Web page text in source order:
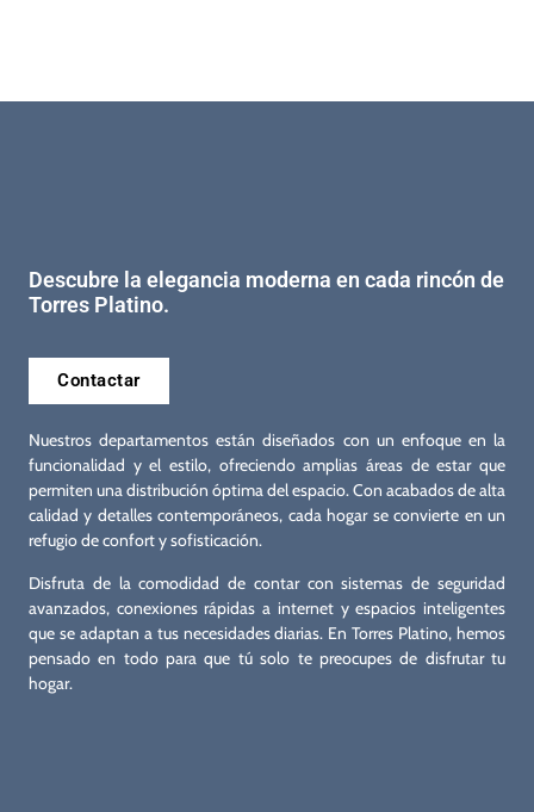
Descubre la elegancia moderna en cada rincón de
Torres Platino.
Contactar
Nuestros departamentos están diseñados con un enfoque en la
funcionalidad y el estilo, ofreciendo amplias áreas de estar que
permiten una distribución óptima del espacio. Con acabados de alta
calidad y detalles contemporáneos, cada hogar se convierte en un
refugio de confort y sofisticación.
Disfruta de la comodidad de contar con sistemas de seguridad
avanzados, conexiones rápidas a internet y espacios inteligentes
que se adaptan a tus necesidades diarias. En Torres Platino, hemos
pensado en todo para que tú solo te preocupes de disfrutar tu
hogar.